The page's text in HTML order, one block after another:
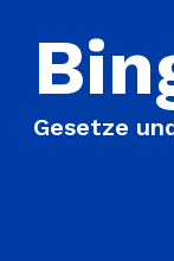
Gesetze